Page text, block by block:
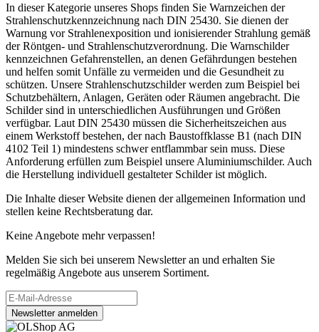
In dieser Kategorie unseres Shops finden Sie Warnzeichen der
Strahlenschutzkennzeichnung nach DIN 25430. Sie dienen der
Warnung vor Strahlenexposition und ionisierender Strahlung gemäß
der Röntgen- und Strahlenschutzverordnung. Die Warnschilder
kennzeichnen Gefahrenstellen, an denen Gefährdungen bestehen
und helfen somit Unfälle zu vermeiden und die Gesundheit zu
schützen. Unsere Strahlenschutzschilder werden zum Beispiel bei
Schutzbehältern, Anlagen, Geräten oder Räumen angebracht. Die
Schilder sind in unterschiedlichen Ausführungen und Größen
verfügbar. Laut DIN 25430 müssen die Sicherheitszeichen aus
einem Werkstoff bestehen, der nach Baustoffklasse B1 (nach DIN
4102 Teil 1) mindestens schwer entflammbar sein muss. Diese
Anforderung erfüllen zum Beispiel unsere Aluminiumschilder. Auch
die Herstellung individuell gestalteter Schilder ist möglich.
Die Inhalte dieser Website dienen der allgemeinen Information und
stellen keine Rechtsberatung dar.
Keine Angebote mehr verpassen!
Melden Sie sich bei unserem Newsletter an und erhalten Sie
regelmäßig Angebote aus unserem Sortiment.
Newsletter anmelden